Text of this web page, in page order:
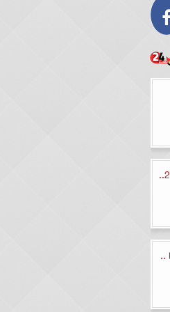
موعد صرف مرتبات شهر ديسمبر 2023..
..